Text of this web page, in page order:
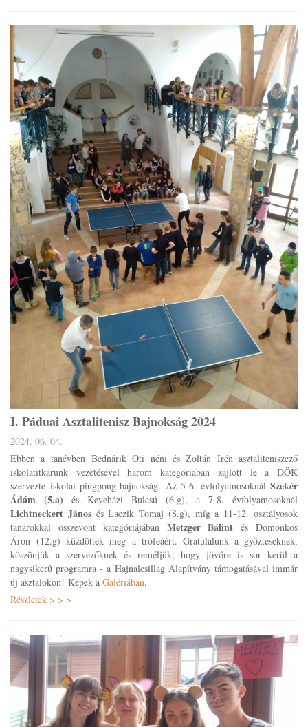
I. Páduai Asztalitenisz Bajnokság 2024
2024. 06. 04.
Ebben a tanévben Bednárik Oti néni és Zoltán Irén asztaliteniszező
iskolatitkárunk vezetésével három kategóriában zajlott le a DÖK
szervezte iskolai pingpong-bajnokság. Az 5-6. évfolyamosoknál Szekér
Ádám (5.a) és Keveházi Bulcsú (6.g), a 7-8. évfolyamosoknál
Lichtneckert János és Laczik Tomaj (8.g), míg a 11-12. osztályosok
tanárokkal összevont kategóriájában Metzger Bálint és Domonkos
Áron (12.g) küzdöttek meg a trófeáért. Gratulálunk a győzteseknek,
köszönjük a szervezőknek és reméljük, hogy jövőre is sor kerül a
nagysikerű programra - a Hajnalcsillag Alapítvány támogatásával immár
új asztalokon! Képek a Galériában.
Részletek > > >